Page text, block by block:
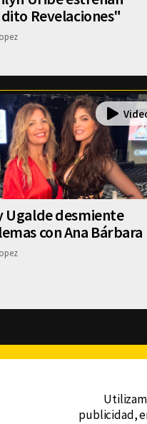
Revelaciones"
Ugalde desmiente
con Ana Bárbara
publicidad,